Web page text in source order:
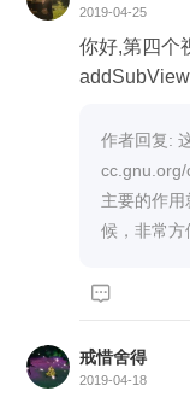
2019-04-25
你好,第四个
作者回复:
主要的作
候，非常方

戒惜舍得
2019-04-18